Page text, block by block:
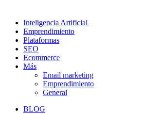
Inteligencia Artificial
Emprendimiento
Plataformas
SEO
Ecommerce
Más
Email marketing
Emprendimiento
General
BLOG